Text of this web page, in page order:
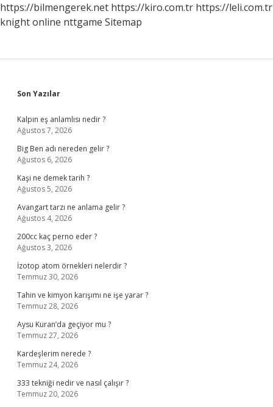
https://bilmengerek.net https://kiro.com.tr https://leli.com.tr
knight online nttgame Sitemap
Sidebar
Son Yazılar
Kalpın eş anlamlısı nedir ?
Ağustos 7, 2026
Big Ben adı nereden gelir ?
Ağustos 6, 2026
Kaşi ne demek tarih ?
Ağustos 5, 2026
Avangart tarzı ne anlama gelir ?
Ağustos 4, 2026
200cc kaç perno eder ?
Ağustos 3, 2026
İzotop atom örnekleri nelerdir ?
Temmuz 30, 2026
Tahin ve kimyon karışımı ne işe yarar ?
Temmuz 28, 2026
Aysu Kuran’da geçiyor mu ?
Temmuz 27, 2026
Kardeşlerim nerede ?
Temmuz 24, 2026
333 tekniği nedir ve nasıl çalışır ?
Temmuz 20, 2026